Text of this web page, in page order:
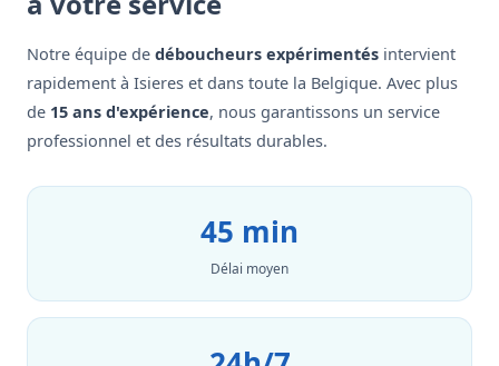
Notre équipe de déboucheurs expérimentés intervient
rapidement à Isieres et dans toute la Belgique. Avec plus
de 15 ans d'expérience, nous garantissons un service
professionnel et des résultats durables.
45 min
Délai moyen